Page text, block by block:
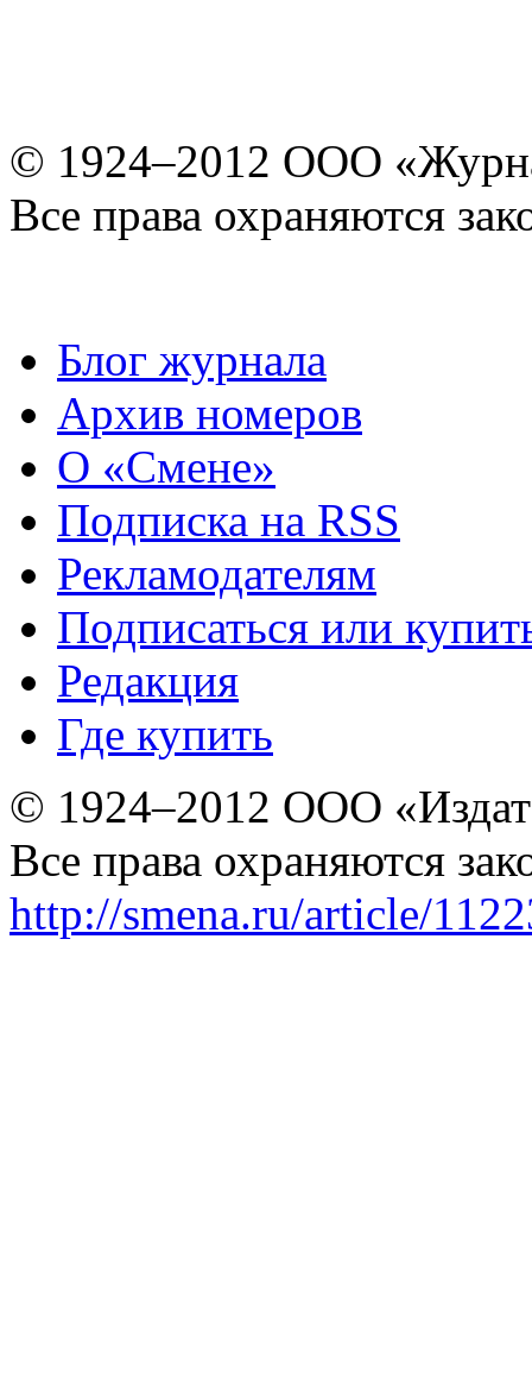
© 1924–2012 ООО
Все права охраняются
Блог журнала
Архив номеров
О «Смене»
Подписка на RSS
Рекламодателям
Подписаться или
Редакция
Где купить
© 1924–2012 ООО
Все права охраняются
http://smena.ru/article/